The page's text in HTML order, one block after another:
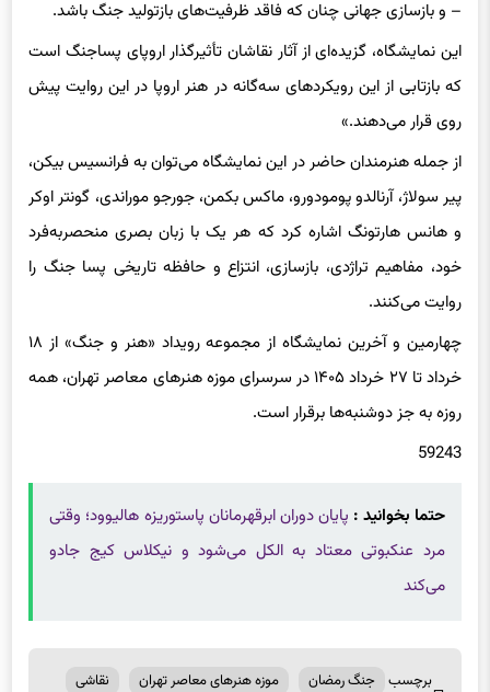
این نمایشگاه، گزیده‌ای از آثار نقاشان تأثیرگذار اروپای پساجنگ است
که بازتابی از این رویکردهای سه‌گانه در هنر اروپا در این روایت پیش
روی قرار می‌دهند.»
از جمله هنرمندان حاضر در این نمایشگاه می‌توان به فرانسیس بیکن،
پیر سولاژ، آرنالدو پومودورو، ماکس بکمن، جورجو موراندی، گونتر اوکر
و هانس هارتونگ اشاره کرد که هر یک با زبان بصری منحصربه‌فرد
خود، مفاهیم تراژدی، بازسازی، انتزاع و حافظه‌ تاریخی پسا جنگ را
روایت می‌کنند.
خرداد تا ۲۷ خرداد ۱۴۰۵ در سرسرای موزه هنرهای معاصر تهران، همه
روزه به جز دوشنبه‌ها برقرار است.
59243
مرد عنکبوتی معتاد به الکل می‌شود و نیکلاس کیج جادو
می‌کند
ها
هنرهای تجسمی